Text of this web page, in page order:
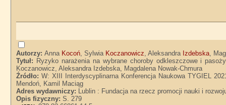
Autorzy:Anna Kocoń, Sylwia Koczanowicz, Aleksandra Izdebska,
Tytuł: Ryzyko narażenia na wybrane choroby odkleszczowe i
Koczanowicz, Aleksandra Izdebska, Magdalena Nowak-Chmura
Źródło:W: XIII Interdyscyplinarna Konferencja Naukowa TYGIEL
Mendoń, Kamil Maciąg
Adres wydawniczy: Lublin : Fundacja na rzecz promocji nauki i
Opis fizyczny:S. 279